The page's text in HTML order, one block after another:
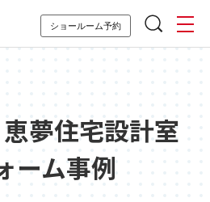
ショールーム予約
夢住宅設計室
ーム事例